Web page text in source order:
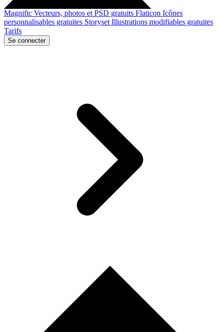
Magnific Vecteurs, photos et PSD gratuits Flaticon Icônes
personnalisables gratuites Storyset Illustrations modifiables gratuites
Tarifs
Se connecter